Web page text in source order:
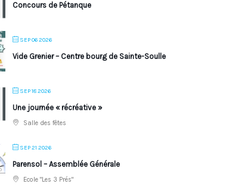
Concours de Pétanque
SEP 06 2026
Vide Grenier – Centre bourg de Sainte-Soulle
SEP 18 2026
Une journée « récréative »
Salle des fêtes
SEP 21 2026
Parensol – Assemblée Générale
Ecole "Les 3 Prés"